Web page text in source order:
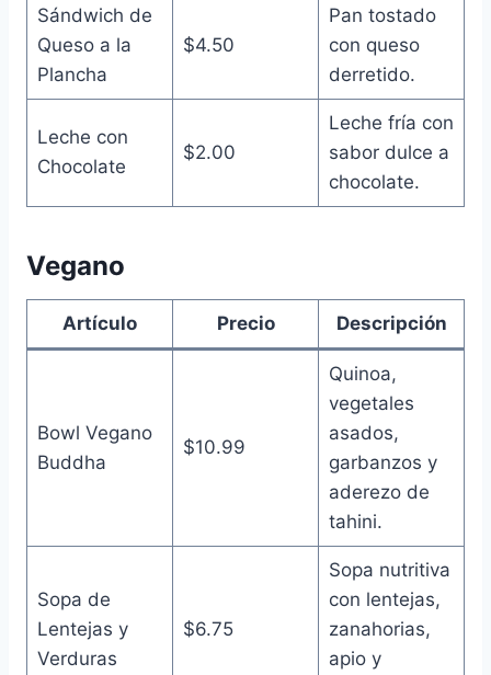
Sándwich de
Queso a la
Plancha
$4.50
Pan tostado
con queso
derretido.
Leche con
Chocolate
$2.00
Leche fría con
sabor dulce a
chocolate.
Vegano
Artículo Precio Descripción
Bowl Vegano
Buddha
$10.99
Quinoa,
vegetales
asados,
garbanzos y
aderezo de
tahini.
Sopa de
Lentejas y
Verduras
$6.75
Sopa nutritiva
con lentejas,
zanahorias,
apio y